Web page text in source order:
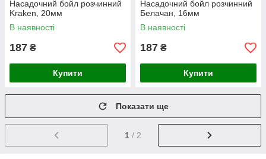
Насадочний бойл розчинний
Kraken, 20мм
В наявності
187 ₴
Купити
Насадочний бойл розчинний
Белачан, 16мм
В наявності
187 ₴
Купити
Показати ще
1 / 2